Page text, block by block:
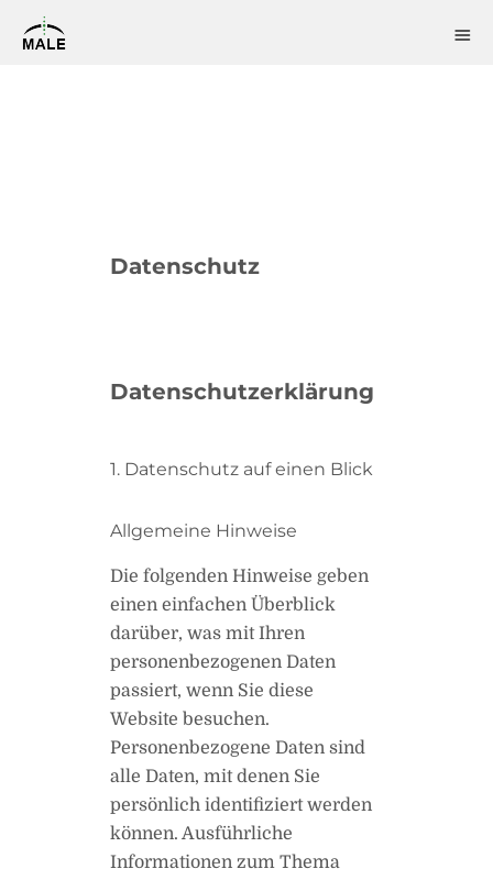
Datenschutz
Datenschutz­erklärung
1. Datenschutz auf einen Blick
Allgemeine Hinweise
Die folgenden Hinweise geben
einen einfachen Überblick
darüber, was mit Ihren
personenbezogenen Daten
passiert, wenn Sie diese
Website besuchen.
Personenbezogene Daten sind
alle Daten, mit denen Sie
persönlich identifiziert werden
können. Ausführliche
Informationen zum Thema